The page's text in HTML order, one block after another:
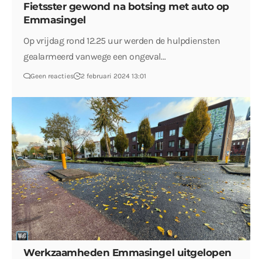
Fietsster gewond na botsing met auto op
Emmasingel
Op vrijdag rond 12.25 uur werden de hulpdiensten
gealarmeerd vanwege een ongeval…
Geen reacties 2 februari 2024 13:01
Werkzaamheden Emmasingel uitgelopen